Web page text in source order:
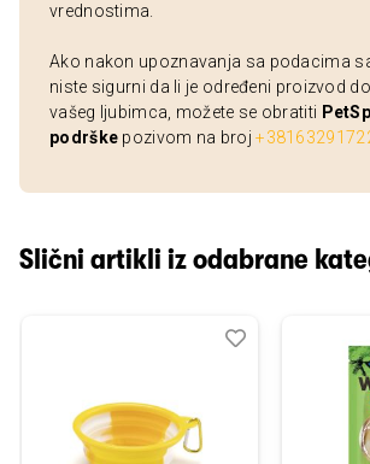
vrednostima.
Ako nakon upoznavanja sa podacima
niste sigurni da li je određeni proizvod
vašeg ljubimca, možete se obratiti
podrške pozivom na broj
Slični artikli iz odabrane
Dodaj
Uporedi